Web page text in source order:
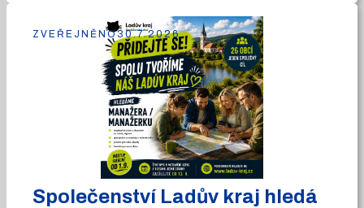
Společenství Ladův kraj hledá
ZVEŘEJNĚNO30.7.2026